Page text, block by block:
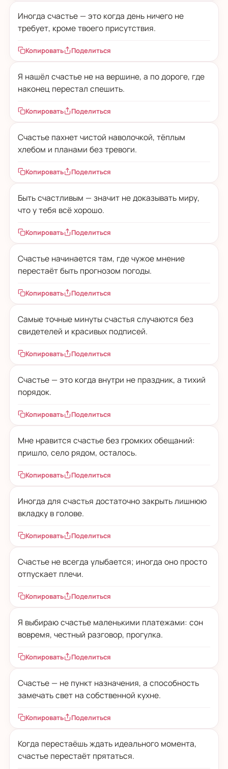
Иногда счастье — это когда день ничего не
требует, кроме твоего присутствия.
Копировать Поделиться
Я нашёл счастье не на вершине, а по дороге, где
наконец перестал спешить.
Копировать Поделиться
Счастье пахнет чистой наволочкой, тёплым
хлебом и планами без тревоги.
Копировать Поделиться
Быть счастливым — значит не доказывать миру,
что у тебя всё хорошо.
Копировать Поделиться
Счастье начинается там, где чужое мнение
перестаёт быть прогнозом погоды.
Копировать Поделиться
Самые точные минуты счастья случаются без
свидетелей и красивых подписей.
Копировать Поделиться
Счастье — это когда внутри не праздник, а тихий
порядок.
Копировать Поделиться
Мне нравится счастье без громких обещаний:
пришло, село рядом, осталось.
Копировать Поделиться
Иногда для счастья достаточно закрыть лишнюю
вкладку в голове.
Копировать Поделиться
Счастье не всегда улыбается; иногда оно просто
отпускает плечи.
Копировать Поделиться
Я выбираю счастье маленькими платежами: сон
вовремя, честный разговор, прогулка.
Копировать Поделиться
Счастье — не пункт назначения, а способность
замечать свет на собственной кухне.
Копировать Поделиться
Когда перестаёшь ждать идеального момента,
счастье перестаёт прятаться.